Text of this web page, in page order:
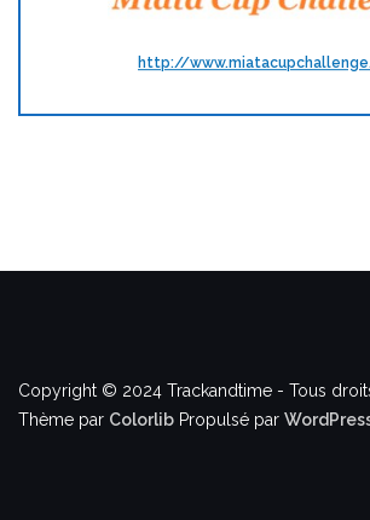
http://
Copyright © 2024 Trackandtime - Tous
Thème par Colorlib Propulsé par